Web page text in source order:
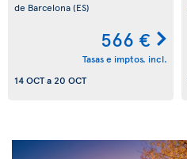
de Barcelona(ES)
566 €
Tasas e imptos. incl.
14 OCTa20 OCT